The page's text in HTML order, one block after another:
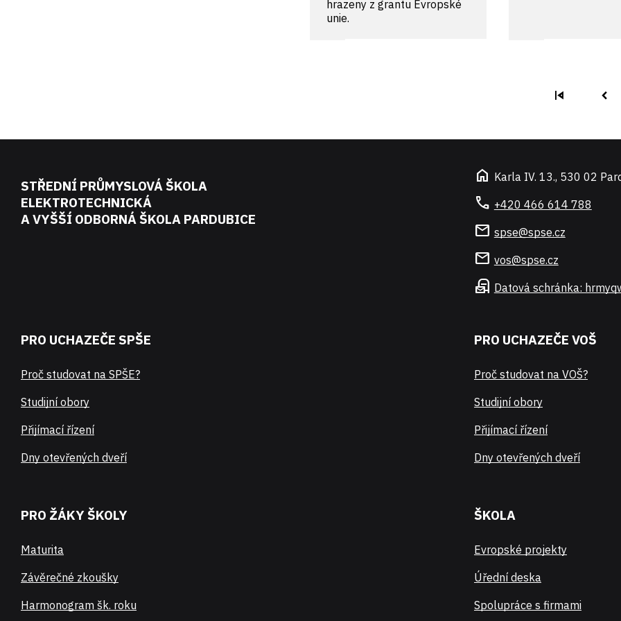
hrazeny z grantu Evropské
unie.
skip_previous navigate_before
STŘEDNÍ PRŮMYSLOVÁ ŠKOLA
ELEKTROTECHNICKÁ
A VYŠŠÍ ODBORNÁ ŠKOLA PARDUBICE
home Karla IV. 13., 530 02
call +420 466 614 788
mail spse@spse.cz
mail vos@spse.cz
local_post_office Datová schránka:
PRO UCHAZEČE SPŠE
Proč studovat na SPŠE?
Studijní obory
Přijímací řízení
Dny otevřených dveří
PRO UCHAZEČE VOŠ
Proč studovat na VOŠ?
Studijní obory
Přijímací řízení
Dny otevřených dveří
PRO ŽÁKY ŠKOLY
Maturita
Závěrečné zkoušky
Harmonogram šk. roku
ŠKOLA
Evropské projekty
Úřední deska
Spolupráce s firmami